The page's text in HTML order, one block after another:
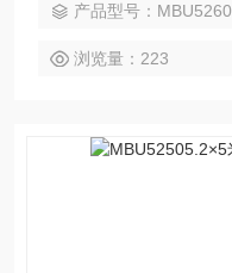
域。
产品型号：MBU5260
浏览量：223